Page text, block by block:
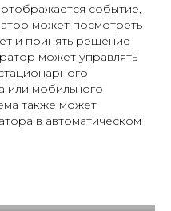
событие,
может посмотреть
и принять решение
может управлять
или мобильного
также может
в автоматическом